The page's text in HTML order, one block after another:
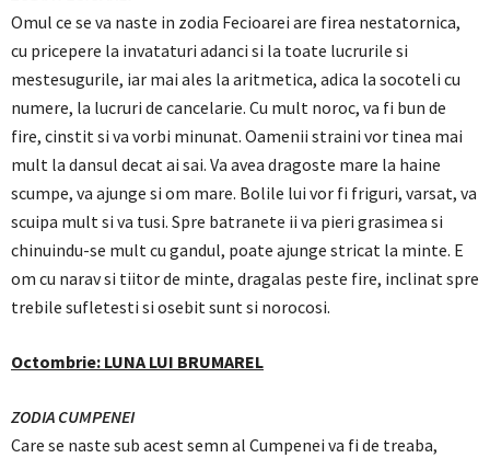
Omul ce se va naste in zodia Fecioarei are firea nestatornica,
cu pricepere la invataturi adanci si la toate lucrurile si
mestesugurile, iar mai ales la aritmetica, adica la socoteli cu
numere, la lucruri de cancelarie. Cu mult noroc, va fi bun de
fire, cinstit si va vorbi minunat. Oamenii straini vor tinea mai
mult la dansul decat ai sai. Va avea dragoste mare la haine
scumpe, va ajunge si om mare. Bolile lui vor fi friguri, varsat, va
scuipa mult si va tusi. Spre batranete ii va pieri grasimea si
chinuindu-se mult cu gandul, poate ajunge stricat la minte. E
om cu narav si tiitor de minte, dragalas peste fire, inclinat spre
trebile sufletesti si osebit sunt si norocosi.
Octombrie: LUNA LUI BRUMAREL
ZODIA CUMPENEI
Care se naste sub acest semn al Cumpenei va fi de treaba,